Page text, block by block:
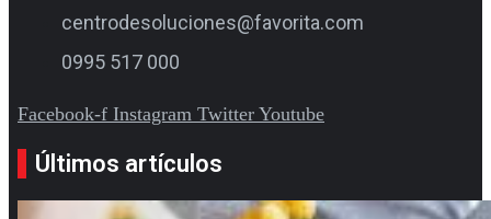
centrodesoluciones@favorita.com
0995 517 000
Facebook-f Instagram Twitter Youtube
Últimos artículos